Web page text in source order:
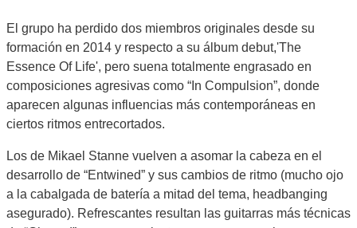
El grupo ha perdido dos miembros originales desde su
formación en 2014 y respecto a su álbum debut,'The
Essence Of Life', pero suena totalmente engrasado en
composiciones agresivas como “In Compulsion”, donde
aparecen algunas influencias más contemporáneas en
ciertos ritmos entrecortados.
Los de Mikael Stanne vuelven a asomar la cabeza en el
desarrollo de “Entwined” y sus cambios de ritmo (mucho ojo
a la cabalgada de batería a mitad del tema, headbanging
asegurado). Refrescantes resultan las guitarras más técnicas